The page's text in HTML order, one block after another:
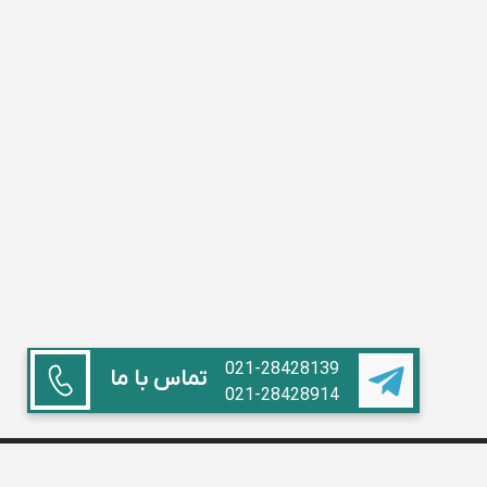
تماس با ما
021-28428139
021-28428914